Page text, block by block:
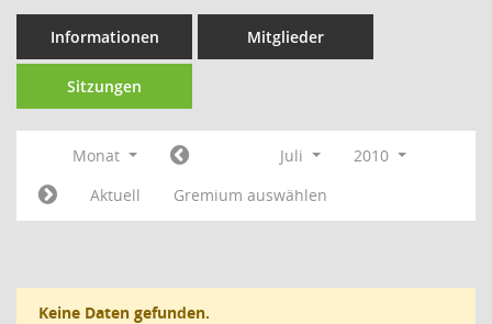
Informationen Mitglieder
Sitzungen
Monat Juli
2010
Aktuell
Gremium auswählen
Keine Daten gefunden.